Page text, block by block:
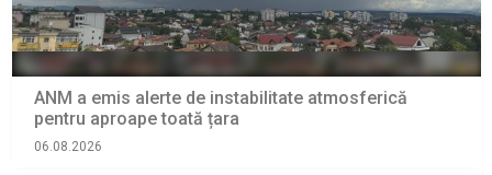
ANM a emis alerte de instabilitate atmosferică
pentru aproape toată țara
06.08.2026